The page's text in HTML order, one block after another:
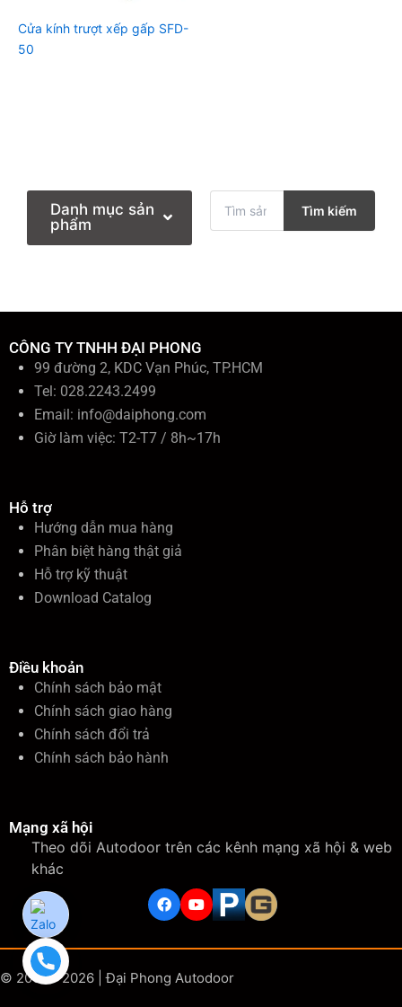
m
Tìm kiếm
Danh mục sản
phẩm
Cửa kính trượt xếp gấp SFD-
50
CÔNG TY TNHH ĐẠI PHONG
99 đường 2, KDC Vạn Phúc, TP.HCM
Tel: 028.2243.2499
Email: info@daiphong.com
Giờ làm việc: T2-T7 / 8h~17h
Hỗ trợ
Hướng dẫn mua hàng
Phân biệt hàng thật giả
Hỗ trợ kỹ thuật
Download Catalog
Điều khoản
Chính sách bảo mật
Chính sách giao hàng
Chính sách đổi trả
Chính sách bảo hành
Mạng xã hội
Theo dõi Autodoor trên các kênh mạng xã hội & web
khác
© 2006 - 2026 | Đại Phong Autodoor